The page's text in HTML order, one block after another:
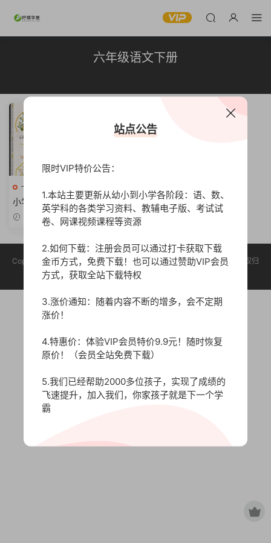
六年级语文下册
一年级语文上册
小学生晨读和课后阅读推荐
《晨诵暮读·小学语文分级朗
读》1-6年级全套下载！小学晨
2023-06-04
Copyright © 2023 柠檬学堂 版权声明：本站所有资源均收集于网络，版权归
原作者所有，如有侵权，请联系删除。
站点公告
限时VIP特价公告：
1.本站主要更新从幼小到小学各阶段：语、数、
英学科的各类学习资料、教辅电子版、考试试
卷、网课视频课程等资源
2.如何下载：注册会员可以通过打卡获取下载
金币方式，免费下载！也可以通过赞助VIP会员
方式，获取全站下载特权
3.涨价通知：随着内容不断的增多，会不定期
涨价！
4.特惠价：体验VIP会员特价9.9元！随时恢复
原价！（会员全站免费下载）
5.我们已经帮助2000多位孩子，实现了成绩的
飞速提升，加入我们，你家孩子就是下一个学
霸